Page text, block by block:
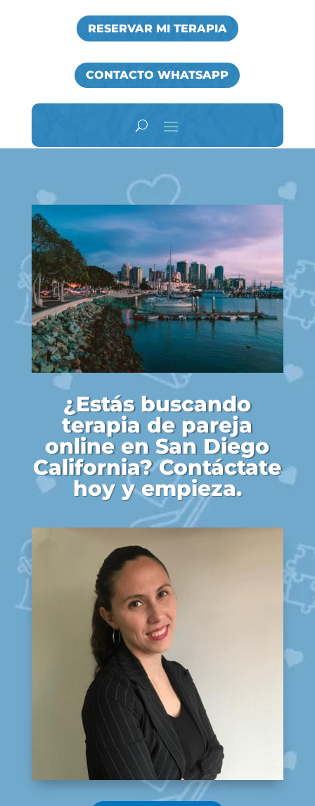
RESERVAR MI TERAPIA
CONTACTO WHATSAPP
¿Estás buscando
terapia de pareja
online en San Diego
California? Contáctate
hoy y empieza.